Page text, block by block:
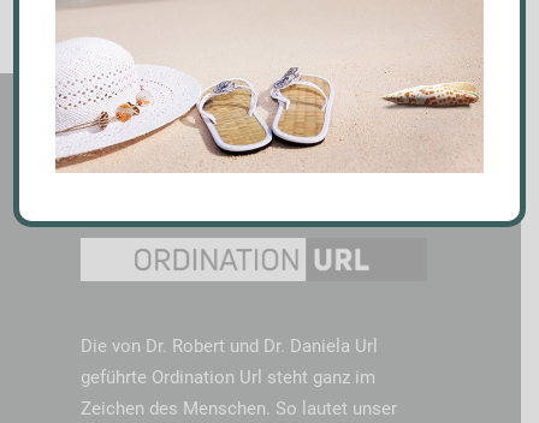
Die von Dr. Robert und Dr. Daniela Url
geführte Ordination Url steht ganz im
Zeichen des Menschen. So lautet unser